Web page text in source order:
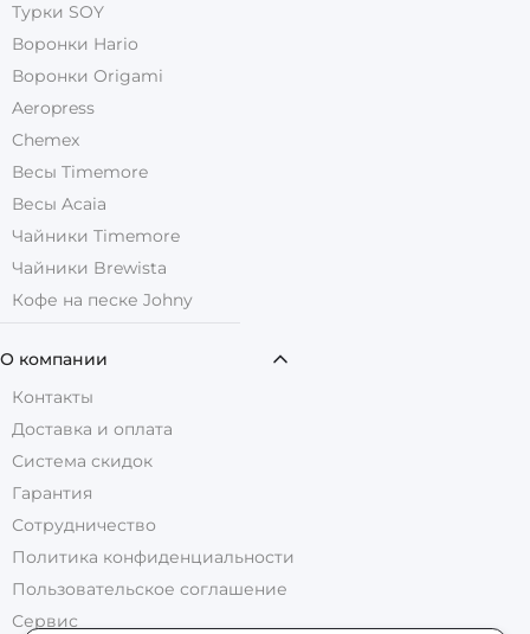
Турки SOY
Воронки Hario
Воронки Origami
Aeropress
Chemex
Весы Timemore
Весы Acaia
Чайники Timemore
Чайники Brewista
Кофе на песке Johny
О компании
Контакты
Доставка и оплата
Система скидок
Гарантия
Сотрудничество
Политика конфиденциальности
Пользовательское соглашение
Сервис